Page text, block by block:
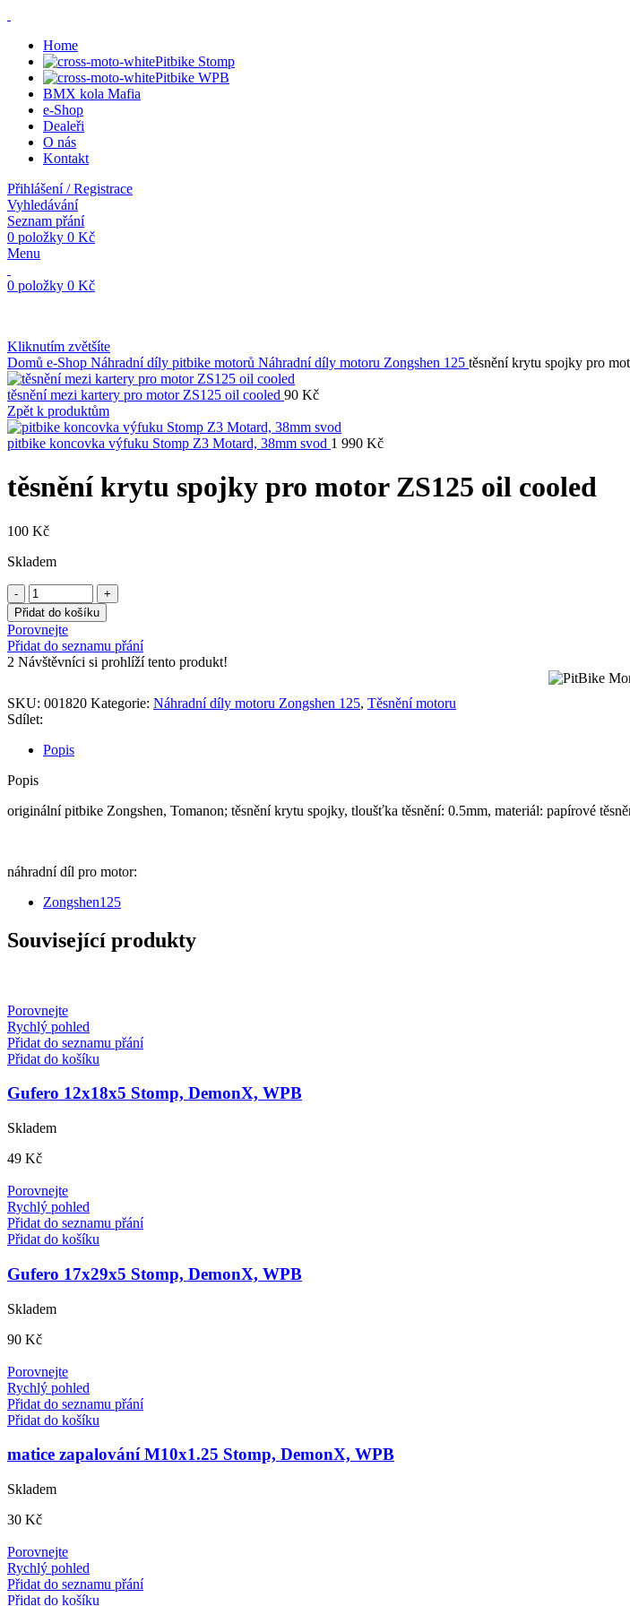
Home
Pitbike Stomp
Pitbike WPB
BMX kola Mafia
e-Shop
Dealeři
O nás
Kontakt
Přihlášení / Registrace
Vyhledávání
Seznam přání
0 položky 0 Kč
Menu
0 položky 0 Kč
Kliknutím zvětšíte
Domů e-Shop Náhradní díly pitbike motorů Náhradní díly motoru Zongshen 125 těsnění krytu spojky pro
těsnění mezi kartery pro motor ZS125 oil cooled 90 Kč
Zpět k produktům
pitbike koncovka výfuku Stomp Z3 Motard, 38mm svod 1 990 Kč
těsnění krytu spojky pro motor ZS125 oil cooled
100 Kč
Skladem
Přidat do košíku
Porovnejte
Přidat do seznamu přání
2 Návštěvníci si prohlíží tento produkt!
SKU: 001820 Kategorie: Náhradní díly motoru Zongshen 125, Těsnění motoru
Sdílet:
Popis
Popis
originální pitbike Zongshen, Tomanon; těsnění krytu spojky, tloušťka těsnění: 0.5mm, materiál: papírové
náhradní díl pro motor:
Zongshen125
Související produkty
Porovnejte
Rychlý pohled
Přidat do seznamu přání
Přidat do košíku
Gufero 12x18x5 Stomp, DemonX, WPB
Skladem
49 Kč
Porovnejte
Rychlý pohled
Přidat do seznamu přání
Přidat do košíku
Gufero 17x29x5 Stomp, DemonX, WPB
Skladem
90 Kč
Porovnejte
Rychlý pohled
Přidat do seznamu přání
Přidat do košíku
matice zapalování M10x1.25 Stomp, DemonX, WPB
Skladem
30 Kč
Porovnejte
Rychlý pohled
Přidat do seznamu přání
Přidat do košíku